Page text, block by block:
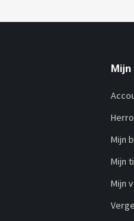
Mijn
Mijn
Mijn